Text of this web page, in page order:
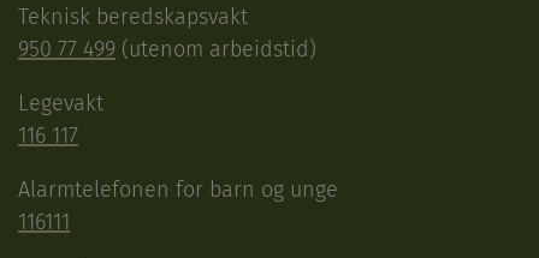
Teknisk beredskapsvakt
950 77 499 (utenom arbeidstid)
Legevakt
116 117
Alarmtelefonen for barn og unge
116111